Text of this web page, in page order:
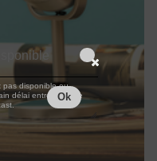
pas disponible ou
délai entre la fin de
Ok